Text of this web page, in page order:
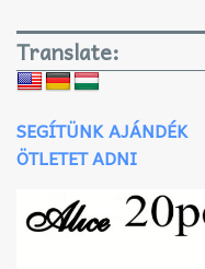
Translate:
SEGÍTÜNK AJÁNDÉK
ÖTLETET ADNI